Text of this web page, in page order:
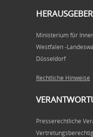
HERAUSGEBER
Ministerium für
Westfalen -
Düsseldorf
Rechtliche Hinweise
Presserechtliche